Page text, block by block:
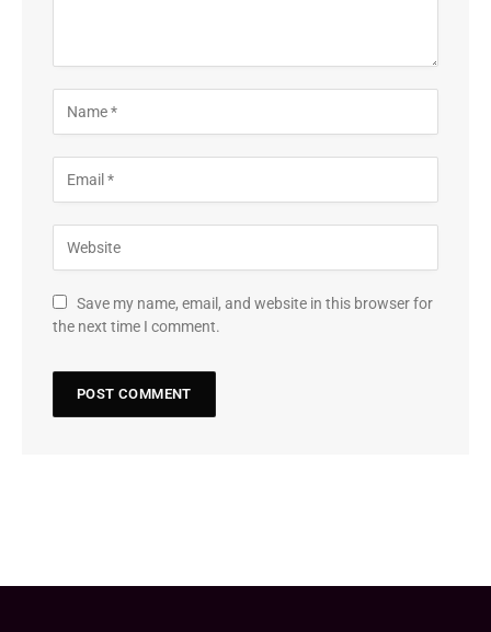
Save my name, email, and website in this browser for
the next time I comment.